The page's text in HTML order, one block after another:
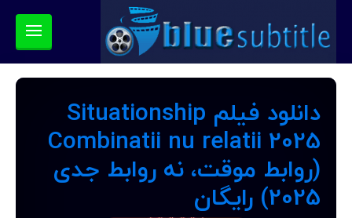
دانلود فیلم Situationship
Combinatii nu relatii 2025
(روابط موقت، نه روابط جدی
2025) رایگان